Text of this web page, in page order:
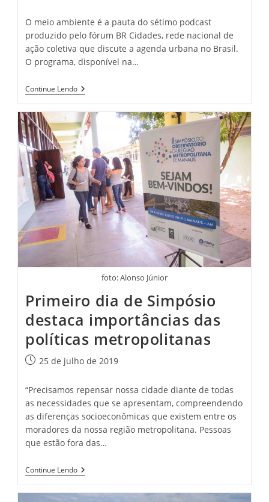
O meio ambiente é a pauta do sétimo podcast
produzido pelo fórum BR Cidades, rede nacional de
ação coletiva que discute a agenda urbana no Brasil.
O programa, disponível na…
Continue LendoPodcast
Discute
Ambiental
Na
Amazônia
E
Na
Periferia
De
São
Paulo
foto: Alonso Júnior
Primeiro dia de Simpósio
destaca importâncias das
políticas metropolitanas
Post25 de julho de 2019
“Precisamos repensar nossa cidade diante de todas
as necessidades que se apresentam, compreendendo
as diferenças socioeconômicas que existem entre os
moradores da nossa região metropolitana. Pessoas
que estão fora das…
Continue LendoPrimeiro
Dia
Simpósio